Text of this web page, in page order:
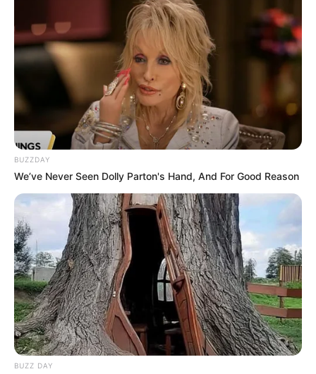
BUZZDAY
We’ve Never Seen Dolly Parton's Hand, And For Good Reason
BUZZ DAY